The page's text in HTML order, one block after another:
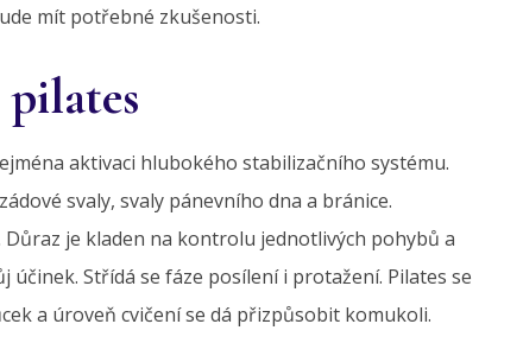
mít potřebné zkušenosti.
aktivaci hlubokého stabilizačního systému.
svaly, svaly pánevního dna a bránice.
je kladen na kontrolu jednotlivých pohybů a
Střídá se fáze posílení i protažení. Pilates se
a úroveň cvičení se dá přizpůsobit komukoli.